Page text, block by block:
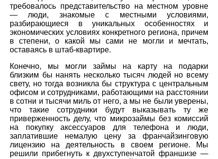
требовалось представительство на местном уровне
— люди, знакомые с местными условиями,
разбирающиеся в уникальных особенностях и
экономических условиях конкретного региона, причем
в степени, о какой мы сами не могли и мечтать,
оставаясь в штаб-квартире.
Конечно, мы могли займы на карту на подарки
близким бы нанять несколько тысяч людей но всему
свету, но тогда возникла бы структура с центральным
офисом и сотрудниками, работающими на расстоянии
в сотни и тысячи миль от него, а мы не были уверены,
что такие сотрудники будут выказывать ту же
приверженность делу, что микрозаймы без комиссий
на покупку аксессуаров для телефона и люди,
заплатившие немалую цену за франчайзинговую
лицензию на деятельность в своем регионе. Мы
решили прибегнуть к двухступенчатой франшизе —